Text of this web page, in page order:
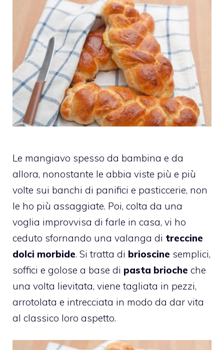
Le mangiavo spesso da bambina e da
allora, nonostante le abbia viste più e più
volte sui banchi di panifici e pasticcerie, non
le ho più assaggiate. Poi, colta da una
voglia improvvisa di farle in casa, vi ho
ceduto sfornando una valanga di treccine
dolci morbide. Si tratta di brioscine semplici,
soffici e golose a base di pasta brioche che
una volta lievitata, viene tagliata in pezzi,
arrotolata e intrecciata in modo da dar vita
al classico loro aspetto.